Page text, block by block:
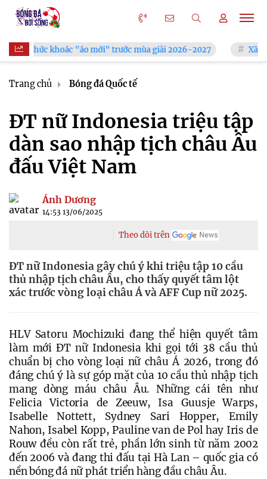
"áo mới" trước mùa giải 2026-2027 Xã Hùng Châu
Trang chủ Bóng đá Quốc tế
ĐT nữ Indonesia triệu tập
dàn sao nhập tịch châu Âu
đấu Việt Nam
Ánh Dương
14:53 13/06/2025
Theo dõi trên
ĐT nữ Indonesia gây chú ý khi triệu tập 10 cầu
thủ nhập tịch châu Âu, cho thấy quyết tâm lột
xác trước vòng loại châu Á và AFF Cup nữ 2025.
HLV Satoru Mochizuki đang thể hiện quyết tâm
làm mới ĐT nữ Indonesia khi gọi tới 38 cầu thủ
chuẩn bị cho vòng loại nữ châu Á 2026, trong đó
đáng chú ý là sự góp mặt của 10 cầu thủ nhập tịch
mang dòng máu châu Âu. Những cái tên như
Felicia Victoria de Zeeuw, Isa Guusje Warps,
Isabelle Nottett, Sydney Sari Hopper, Emily
Nahon, Isabel Kopp, Pauline van de Pol hay Iris de
Rouw đều còn rất trẻ, phần lớn sinh từ năm 2002
đến 2006 và đang thi đấu tại Hà Lan – quốc gia có
nền bóng đá nữ phát triển hàng đầu châu Âu.